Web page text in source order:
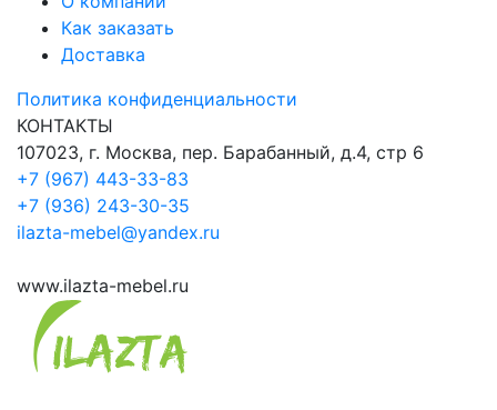
Как заказать
Доставка
Политика конфиденциальности
КОНТАКТЫ
107023, г. Москва, пер. Барабанный, д.4, стр 6
+7 (967) 443-33-83
+7 (936) 243-30-35
ilazta-mebel@yandex.ru
www.ilazta-mebel.ru